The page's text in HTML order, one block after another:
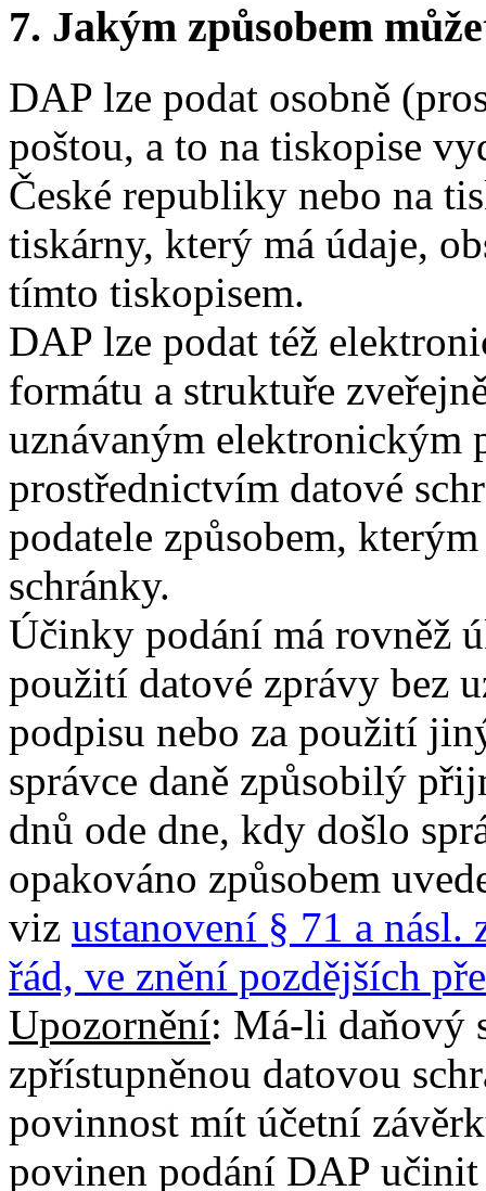
7. Jakým způsobem
DAP lze podat osobně
poštou, a to na tiskopise
České republiky nebo na
tiskárny, který má údaje,
tímto tiskopisem.
DAP lze podat též
formátu a struktuře
uznávaným elektronickým
prostřednictvím datové
podatele způsobem,
schránky.
Účinky podání má rovněž
použití datové zprávy bez
podpisu nebo za použití
správce daně způsobilý
dnů ode dne, kdy došlo
opakováno způsobem
viz ustanovení § 71 a násl.
řád, ve znění pozdějších
Upozornění: Má-li daňový
zpřístupněnou datovou
povinnost mít účetní
povinen podání DAP